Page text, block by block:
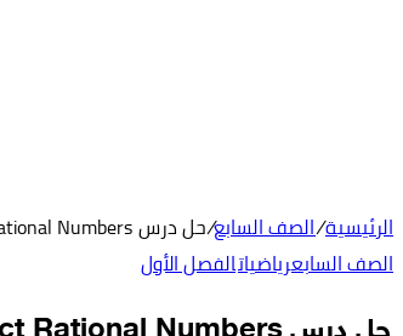
الرئيسية/الصف السابع/حل درس Subtract Rational Numbers الرياضيات المتكاملة الصف السابع
الصف السابعرياضياتالفصل الأول